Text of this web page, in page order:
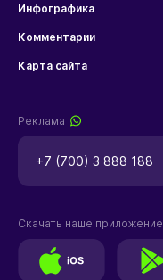
Инфографика
Комментарии
Карта сайта
Реклама
+7 (700) 3 888 188
Скачать наше приложение